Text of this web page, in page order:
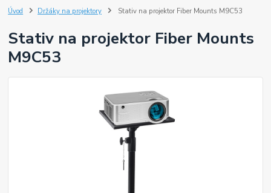
Úvod Držáky na projektory Stativ na projektor Fiber Mounts M9C53
Stativ na projektor Fiber Mounts
M9C53